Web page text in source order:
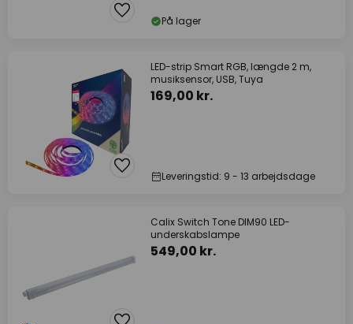
På lager
LED-strip Smart RGB, længde 2 m,
musiksensor, USB, Tuya
169,00 kr.
Leveringstid: 9 - 13 arbejdsdage
Calix Switch Tone DIM90 LED-
underskabslampe
549,00 kr.